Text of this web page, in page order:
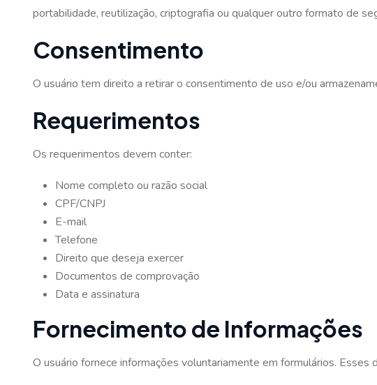
portabilidade, reutilização, criptografia ou qualquer outro formato de
Consentimento
O usuário tem direito a retirar o consentimento de uso e/ou
Requerimentos
Os requerimentos devem conter:
Nome completo ou razão social
CPF/CNPJ
E-mail
Telefone
Direito que deseja exercer
Documentos de comprovação
Data e assinatura
Fornecimento de Informações
O usuário fornece informações voluntariamente em formulários.